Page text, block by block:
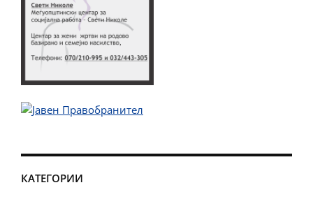
КАТЕГОРИИ